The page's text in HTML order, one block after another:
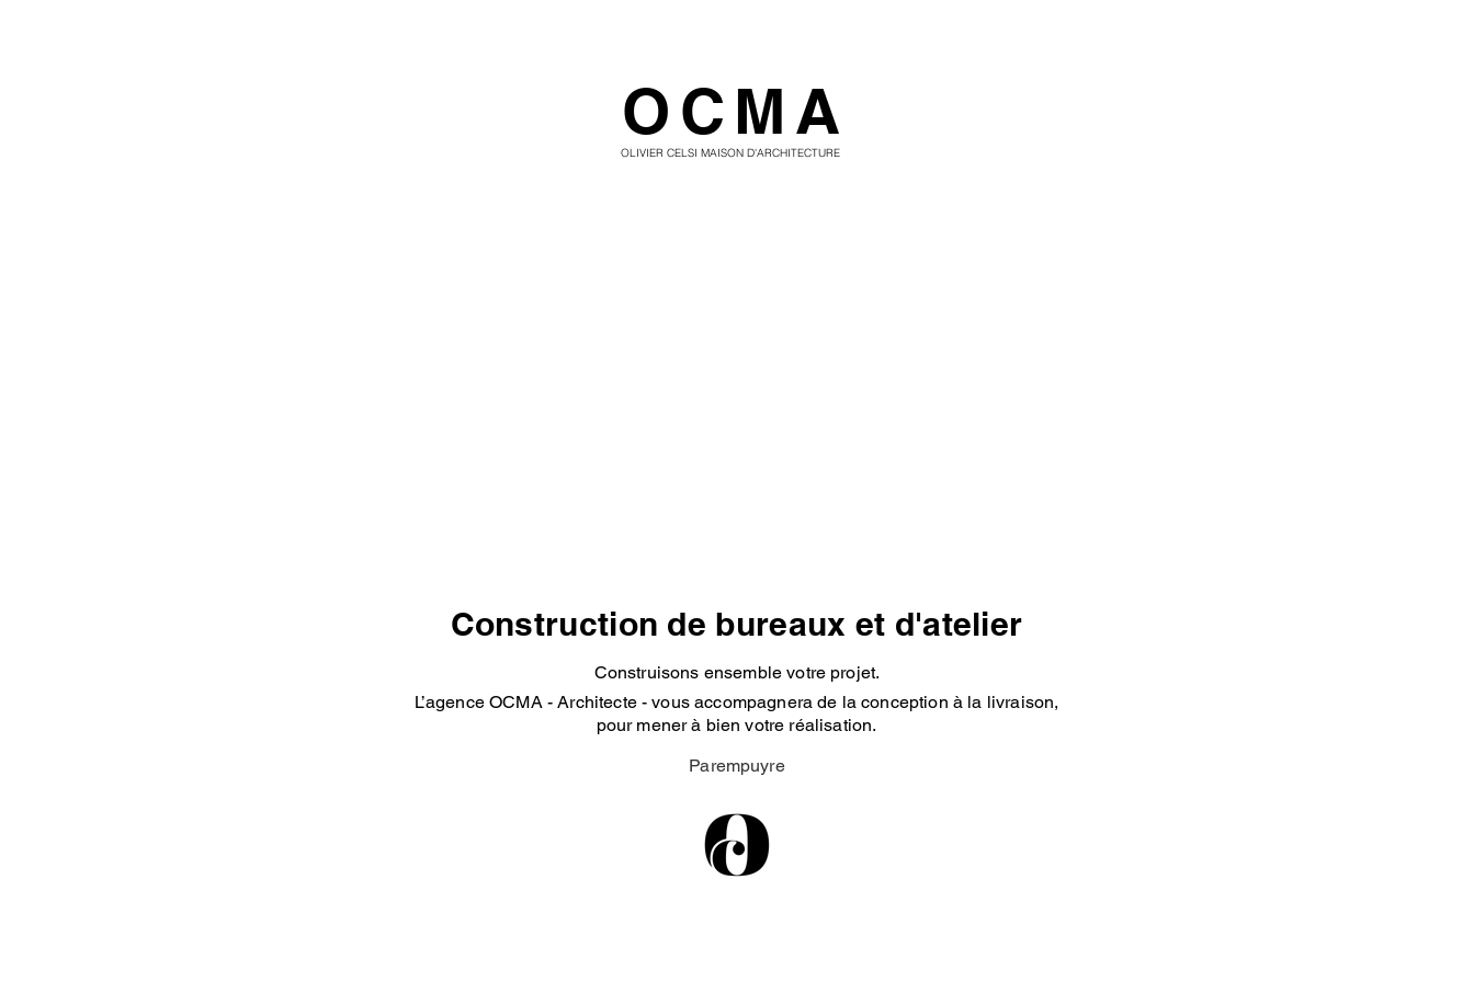
OLIVIER CELSI MAISON D'ARCHITECTURE
OCMA
Construction de bureaux et d'atelier
Construisons ensemble votre projet.
L’agence OCMA - Architecte - vous accompagnera de la conception à la livraison,
pour mener à bien votre réalisation.
Parempuyre